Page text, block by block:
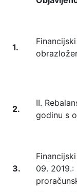
1.
2.
II.
godinu s
3.
09.